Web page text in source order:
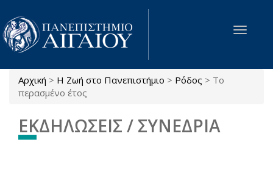
Παράκαμψη προς το κυρίως περιεχόμενο
Toggle
Είστε εδώ
Αρχική > Η Ζωή στο Πανεπιστήμιο > Ρόδος > Το
περασμένο έτος
ΕΚΔΗΛΩΣΕΙΣ / ΣΥΝΕΔΡΙΑ